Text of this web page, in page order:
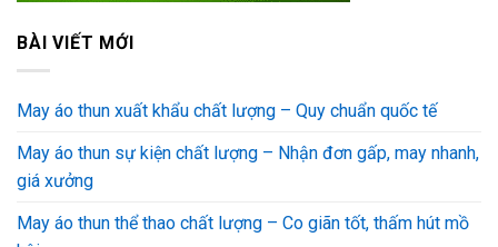
BÀI VIẾT MỚI
May áo thun xuất khẩu chất lượng – Quy chuẩn quốc tế
May áo thun sự kiện chất lượng – Nhận đơn gấp, may nhanh,
giá xưởng
May áo thun thể thao chất lượng – Co giãn tốt, thấm hút mồ